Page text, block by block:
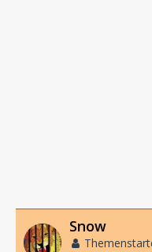
Snow